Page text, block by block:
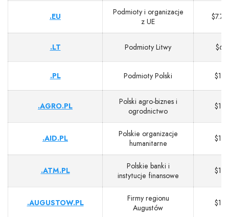
.EU
Podmioty i organizacje
z UE
$7.70
.LT Podmioty Litwy $6
.PL Podmioty Polski $13
.AGRO.PL
Polski agro‑biznes i
ogrodnictwo
$13
.AID.PL
Polskie organizacje
humanitarne
$13
.ATM.PL
Polskie banki i
instytucje finansowe
$13
.AUGUSTOW.PL
Firmy regionu
Augustów
$13